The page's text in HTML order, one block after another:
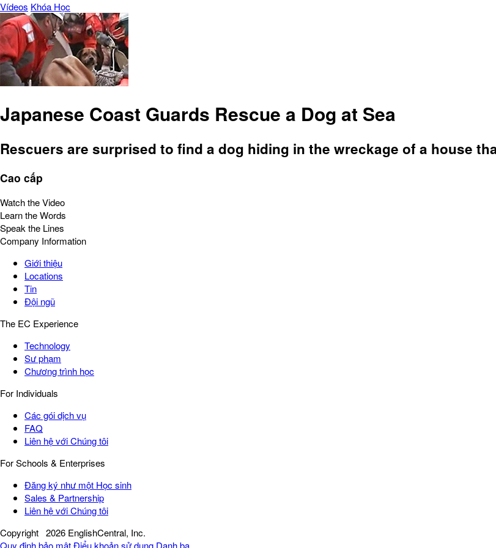
Vídeos Khóa Học
Japanese Coast Guards Rescue a Dog at Sea
Rescuers are surprised to find a dog hiding in the wreckage of a house
Cao cấp
Watch the Video
Learn the Words
Speak the Lines
Company Information
Giới thiệu
Locations
Tin
Đội ngũ
The EC Experience
Technology
Sư phạm
Chương trình học
For Individuals
Các gói dịch vụ
FAQ
Liên hệ với Chúng tôi
For Schools & Enterprises
Đăng ký như một Học sinh
Sales & Partnership
Liên hệ với Chúng tôi
Copyright 2026 EnglishCentral, Inc.